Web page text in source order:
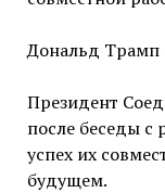
Дональд
Президент
после беседы с
успех их
будущем.